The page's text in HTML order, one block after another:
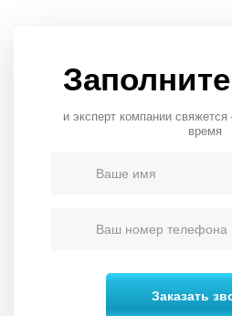
и эксперт компании
время
Заказать